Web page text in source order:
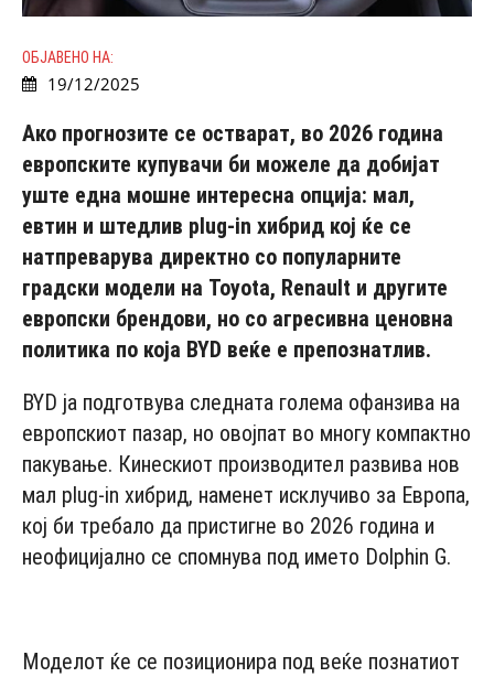
ОБЈАВЕНО НА:
19/12/2025
Ако прогнозите се остварат, во 2026 година
европските купувачи би можеле да добијат
уште една мошне интересна опција: мал,
евтин и штедлив plug-in хибрид кој ќе се
натпреварува директно со популарните
градски модели на Toyota, Renault и другите
европски брендови, но со агресивна ценовна
политика по која BYD веќе е препознатлив.
BYD ја подготвува следната голема офанзива на
европскиот пазар, но овојпат во многу компактно
пакување. Кинескиот производител развива нов
мал plug-in хибрид, наменет исклучиво за Европа,
кој би требало да пристигне во 2026 година и
неофицијално се спомнува под името Dolphin G.
Моделот ќе се позиционира под веќе познатиот